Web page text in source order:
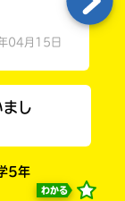
04月15日
まし
5年
わかる